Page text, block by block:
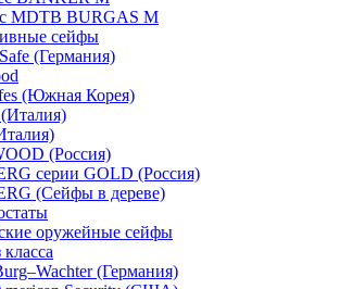
МDTB BURGAS M
сейфы
(Германия)
(Южная Корея)
(Россия)
серии GOLD (Россия)
(Сейфы в дереве)
оружейные сейфы
класса
(Германия)